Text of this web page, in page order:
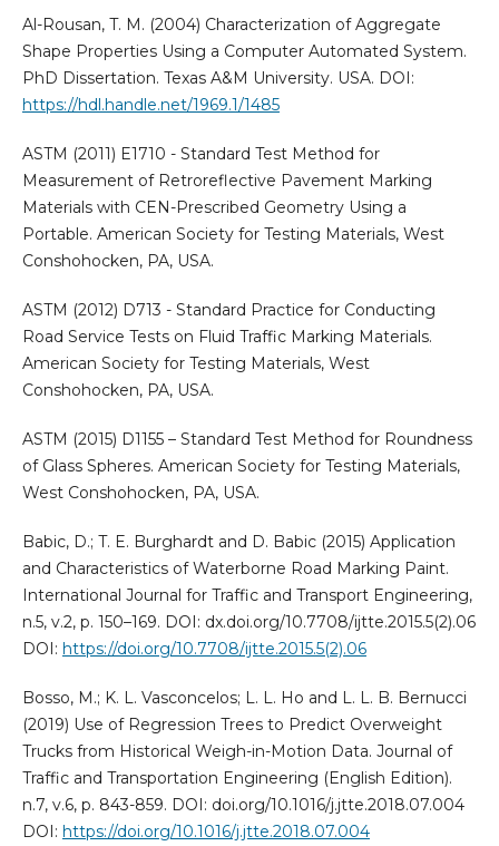
Al-Rousan, T. M. (2004) Characterization of Aggregate
Shape Properties Using a Computer Automated System.
PhD Dissertation. Texas A&M University. USA. DOI:
https://hdl.handle.net/1969.1/1485
ASTM (2011) E1710 - Standard Test Method for
Measurement of Retroreflective Pavement Marking
Materials with CEN-Prescribed Geometry Using a
Portable. American Society for Testing Materials, West
Conshohocken, PA, USA.
ASTM (2012) D713 - Standard Practice for Conducting
Road Service Tests on Fluid Traffic Marking Materials.
American Society for Testing Materials, West
Conshohocken, PA, USA.
ASTM (2015) D1155 – Standard Test Method for Roundness
of Glass Spheres. American Society for Testing Materials,
West Conshohocken, PA, USA.
Babic, D.; T. E. Burghardt and D. Babic (2015) Application
and Characteristics of Waterborne Road Marking Paint.
International Journal for Traffic and Transport Engineering,
n.5, v.2, p. 150–169. DOI: dx.doi.org/10.7708/ijtte.2015.5(2).06
DOI: https://doi.org/10.7708/ijtte.2015.5(2).06
Bosso, M.; K. L. Vasconcelos; L. L. Ho and L. L. B. Bernucci
(2019) Use of Regression Trees to Predict Overweight
Trucks from Historical Weigh-in-Motion Data. Journal of
Traffic and Transportation Engineering (English Edition).
n.7, v.6, p. 843-859. DOI: doi.org/10.1016/j.jtte.2018.07.004
DOI: https://doi.org/10.1016/j.jtte.2018.07.004